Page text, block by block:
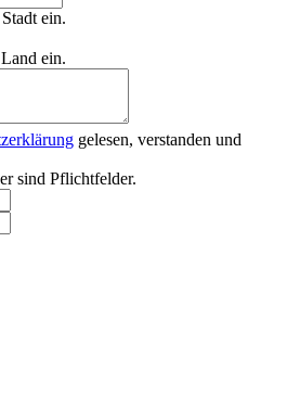
ein.
ein.
gelesen, verstanden und
sind Pflichtfelder.